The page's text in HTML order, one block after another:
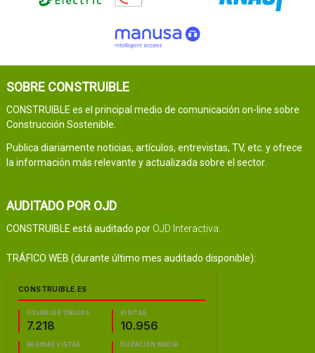
SOBRE CONSTRUIBLE
CONSTRUIBLE es el principal medio de comunicación on-line sobre
Construcción Sostenible.
Publica diariamente noticias, artículos, entrevistas, TV, etc. y ofrece
la información más relevante y actualizada sobre el sector.
AUDITADO POR OJD
CONSTRUIBLE está auditado por OJD Interactiva
TRÁFICO WEB (durante último mes auditado disponible):